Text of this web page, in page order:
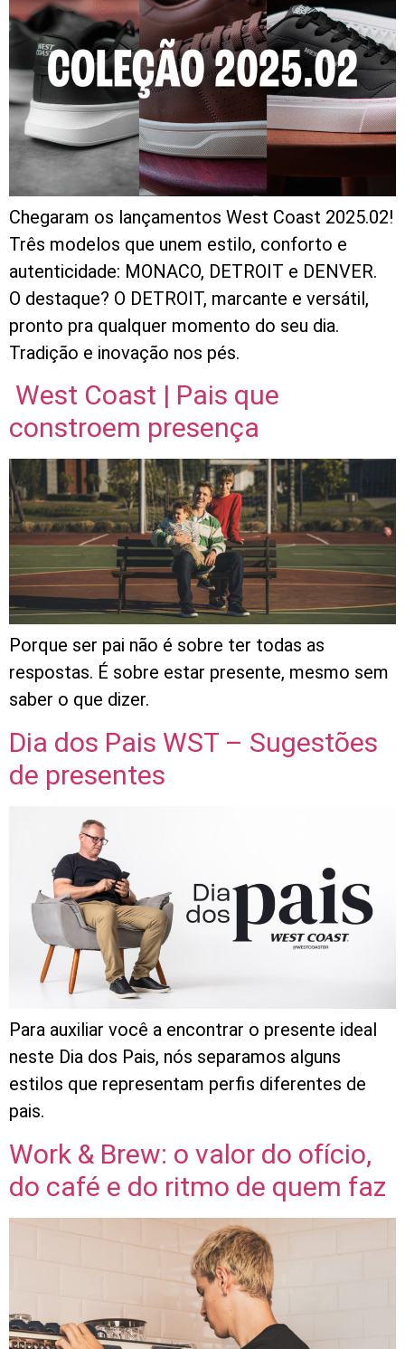
Chegaram os lançamentos West Coast 2025.02!
Três modelos que unem estilo, conforto e
autenticidade: MONACO, DETROIT e DENVER.
O destaque? O DETROIT, marcante e versátil,
pronto pra qualquer momento do seu dia.
Tradição e inovação nos pés.
West Coast | Pais que
constroem presença
Porque ser pai não é sobre ter todas as
respostas. É sobre estar presente, mesmo sem
saber o que dizer.
Dia dos Pais WST – Sugestões
de presentes
Para auxiliar você a encontrar o presente ideal
neste Dia dos Pais, nós separamos alguns
estilos que representam perfis diferentes de
pais.
Work & Brew: o valor do ofício,
do café e do ritmo de quem faz